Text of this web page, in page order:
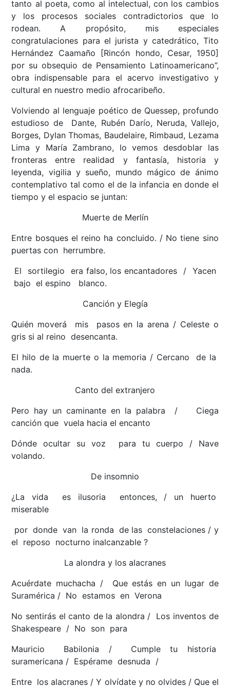
tanto al poeta, como al intelectual, con los cambios
y los procesos sociales contradictorios que lo
rodean. A propósito, mis especiales
congratulaciones para el jurista y catedrático, Tito
Hernández Caamaño [Rincón hondo, Cesar, 1950]
por su obsequio de Pensamiento Latinoamericano”,
obra indispensable para el acervo investigativo y
cultural en nuestro medio afrocaribeño.
Volviendo al lenguaje poético de Quessep, profundo
estudioso de Dante, Rubén Darío, Neruda, Vallejo,
Borges, Dylan Thomas, Baudelaire, Rimbaud, Lezama
Lima y María Zambrano, lo vemos desdoblar las
fronteras entre realidad y fantasía, historia y
leyenda, vigilia y sueño, mundo mágico de ánimo
contemplativo tal como el de la infancia en donde el
tiempo y el espacio se juntan:
Muerte de Merlín
Entre bosques el reino ha concluido. / No tiene sino
puertas con herrumbre.
El sortilegio era falso, los encantadores / Yacen
bajo el espino blanco.
Canción y Elegía
Quién moverá mis pasos en la arena / Celeste o
gris si al reino desencanta.
El hilo de la muerte o la memoria / Cercano de la
nada.
Canto del extranjero
Pero hay un caminante en la palabra / Ciega
canción que vuela hacia el encanto
Dónde ocultar su voz para tu cuerpo / Nave
volando.
De insomnio
¿La vida es ilusoria entonces, / un huerto
miserable
por donde van la ronda de las constelaciones / y
el reposo nocturno inalcanzable ?
La alondra y los alacranes
Acuérdate muchacha / Que estás en un lugar de
Suramérica / No estamos en Verona
No sentirás el canto de la alondra / Los inventos de
Shakespeare / No son para
Mauricio Babilonia / Cumple tu historia
suramericana / Espérame desnuda /
Entre los alacranes / Y olvídate y no olvides / Que el